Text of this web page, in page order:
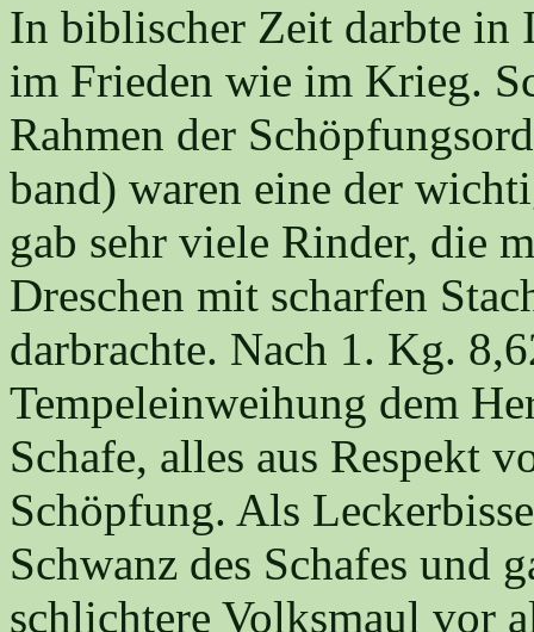
In biblischer Zeit darbte in
im Frieden wie im Krieg.
Rahmen der
band) waren eine der
gab sehr viele Rinder, die
Dreschen mit scharfen
darbrachte. Nach 1. Kg.
Tempeleinweihung dem
Schafe, alles aus Respekt
Schöpfung. Als
Schwanz des Schafes und
schlichtere Volksmaul vor